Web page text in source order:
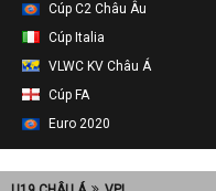
Cúp C2 Châu Âu
Cúp Italia
VLWC KV Châu Á
Cúp FA
Euro 2020